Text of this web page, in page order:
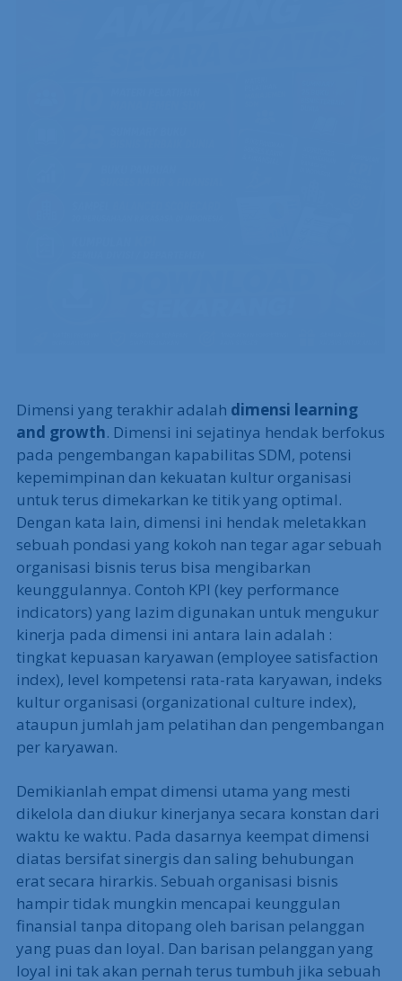
Dimensi yang terakhir adalah dimensi learning
and growth. Dimensi ini sejatinya hendak berfokus
pada pengembangan kapabilitas SDM, potensi
kepemimpinan dan kekuatan kultur organisasi
untuk terus dimekarkan ke titik yang optimal.
Dengan kata lain, dimensi ini hendak meletakkan
sebuah pondasi yang kokoh nan tegar agar sebuah
organisasi bisnis terus bisa mengibarkan
keunggulannya. Contoh KPI (key performance
indicators) yang lazim digunakan untuk mengukur
kinerja pada dimensi ini antara lain adalah :
tingkat kepuasan karyawan (employee satisfaction
index), level kompetensi rata-rata karyawan, indeks
kultur organisasi (organizational culture index),
ataupun jumlah jam pelatihan dan pengembangan
per karyawan.
Demikianlah empat dimensi utama yang mesti
dikelola dan diukur kinerjanya secara konstan dari
waktu ke waktu. Pada dasarnya keempat dimensi
diatas bersifat sinergis dan saling behubungan
erat secara hirarkis. Sebuah organisasi bisnis
hampir tidak mungkin mencapai keunggulan
finansial tanpa ditopang oleh barisan pelanggan
yang puas dan loyal. Dan barisan pelanggan yang
loyal ini tak akan pernah terus tumbuh jika sebuah